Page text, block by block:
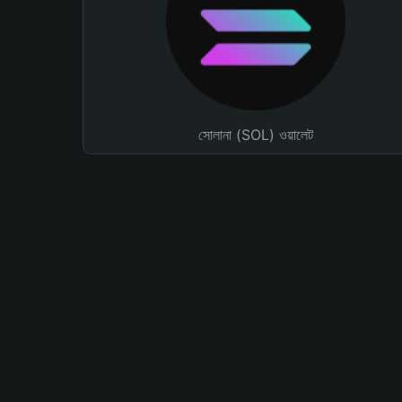
সোলানা (SOL) ওয়ালেট